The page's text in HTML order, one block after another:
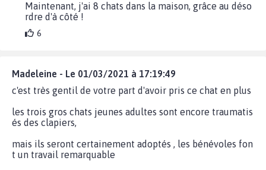
Maintenant, j'ai 8 chats dans la maison, grâce au déso
rdre d'à côté !
6
Madeleine - Le 01/03/2021 à 17:19:49
c'est très gentil de votre part d'avoir pris ce chat en plus
les trois gros chats jeunes adultes sont encore traumatis
és des clapiers,
mais ils seront certainement adoptés , les bénévoles fon
t un travail remarquable